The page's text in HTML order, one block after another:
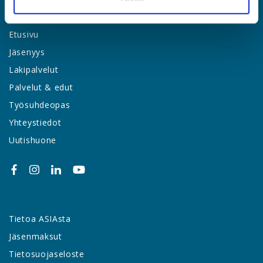
Etusivu
Jäsenyys
Lakipalvelut
Palvelut & edut
Työsuhdeopas
Yhteystiedot
Uutishuone
Tietoa ASIAsta
Jäsenmaksut
Tietosuojaseloste